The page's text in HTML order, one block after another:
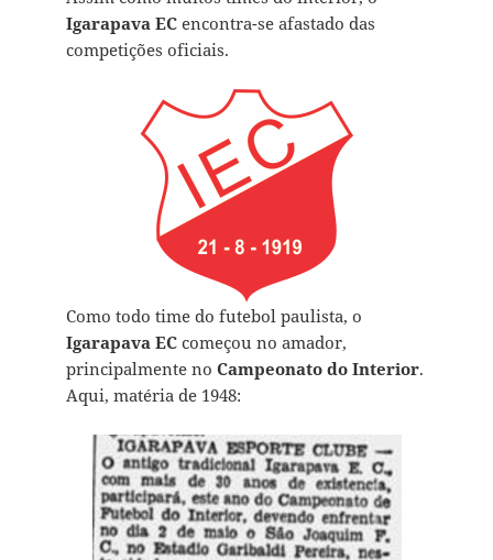
Igarapava ECencontra-se afastado das
competições oficiais.
Como todo time do futebol paulista, o
Igarapava ECcomeçou no amador,
principalmente no Campeonato do Interior.
Aqui, matéria de 1948: